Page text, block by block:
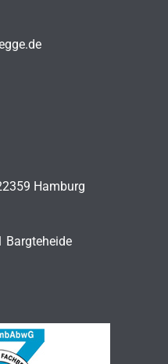
Hamburg
Bargteheide